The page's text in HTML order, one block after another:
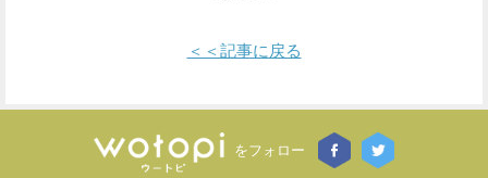
Facebook Twitter
＜＜記事に戻る
をフォロー